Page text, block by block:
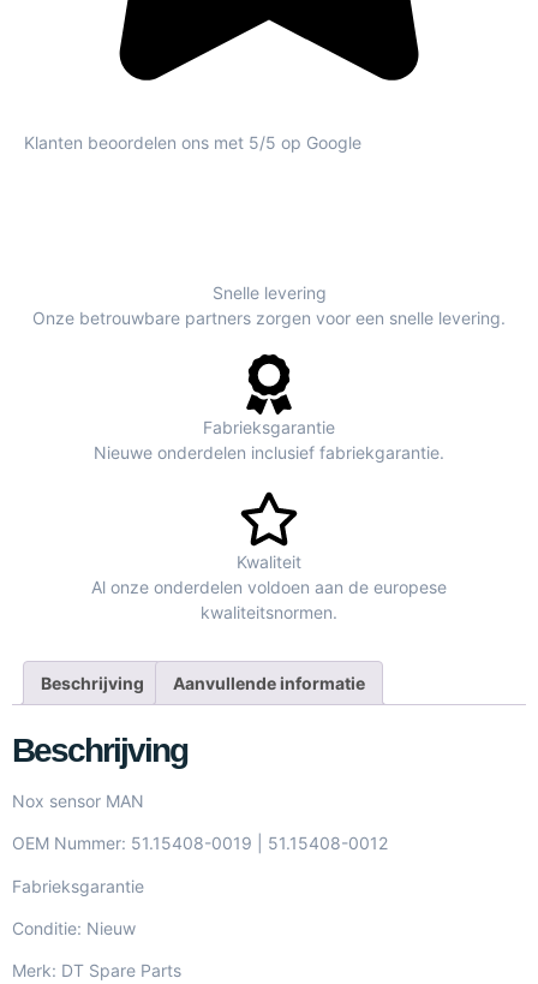
Klanten beoordelen ons met 5/5 op Google
Snelle levering
Onze betrouwbare partners zorgen voor een snelle levering.
Fabrieksgarantie
Nieuwe onderdelen inclusief fabriekgarantie.
Kwaliteit
Al onze onderdelen voldoen aan de europese
kwaliteitsnormen.
Beschrijving Aanvullende informatie
Beschrijving
Nox sensor MAN
OEM Nummer: 51.15408-0019 | 51.15408-0012
Fabrieksgarantie
Conditie: Nieuw
Merk: DT Spare Parts